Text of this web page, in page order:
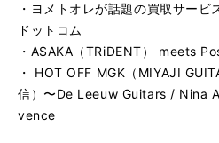
・ヨメトオレが話題の買取サー
ドットコム
・ASAKA（TRiDENT） meets
・ HOT OFF MGK（MIYAJI
信）〜De Leeuw Guitars / Nina
vence